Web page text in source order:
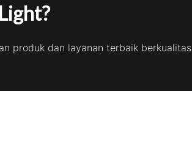
produk dan layanan terbaik berkualitas